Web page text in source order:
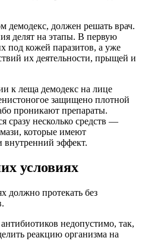
демодекс, должен решать врач.
делят на этапы. В первую
под кожей паразитов, а уже
их деятельности, прыщей и
к леща демодекс на лице
защищено плотной
проникают препараты.
несколько средств —
которые имеют
эффект.
условиях
должно протекать без
недопустимо, так,
реакцию организма на